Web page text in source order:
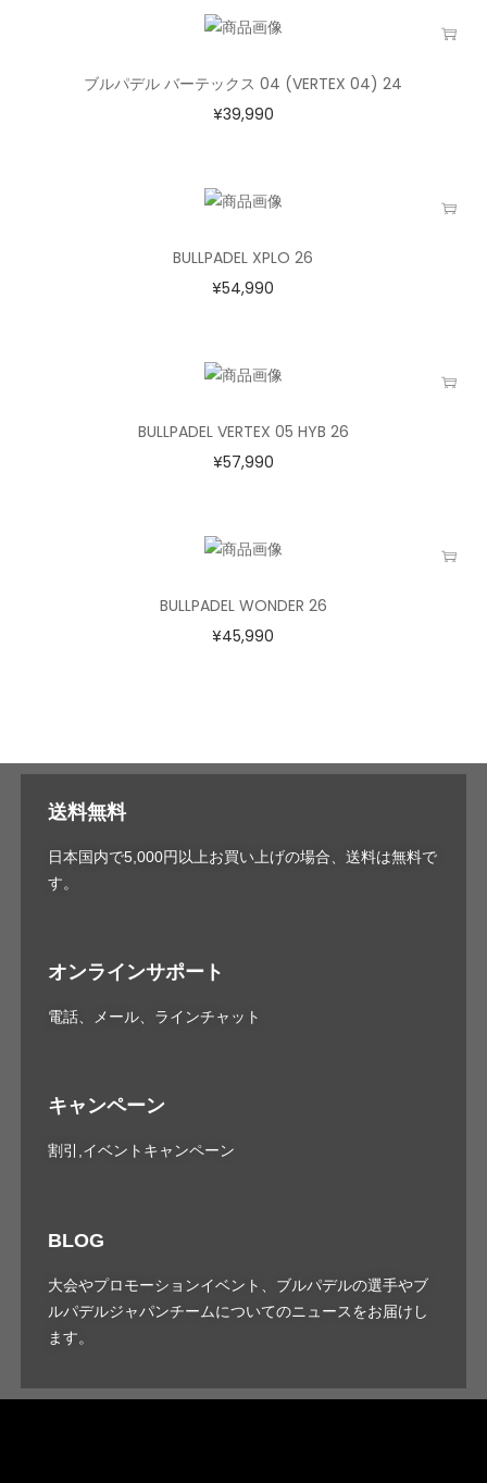
ブルパデル バーテックス 04 (VERTEX 04) 24
¥39,990
BULLPADEL XPLO 26
¥54,990
BULLPADEL VERTEX 05 HYB 26
¥57,990
BULLPADEL WONDER 26
¥45,990
送料無料
日本国内で5,000円以上お買い上げの場合、送料は無料で
す。
オンラインサポート
電話、メール、ラインチャット
キャンペーン
割引,イベントキャンペーン
BLOG
大会やプロモーションイベント、ブルパデルの選手やブ
ルパデルジャパンチームについてのニュースをお届けし
ます。